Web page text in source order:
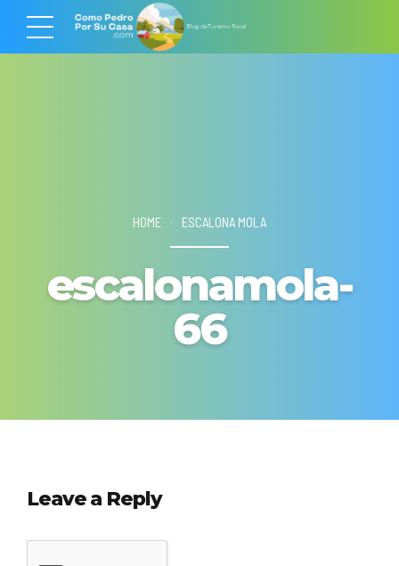
HOME ESCALONA MOLA
escalonamola-
66
Leave a Reply